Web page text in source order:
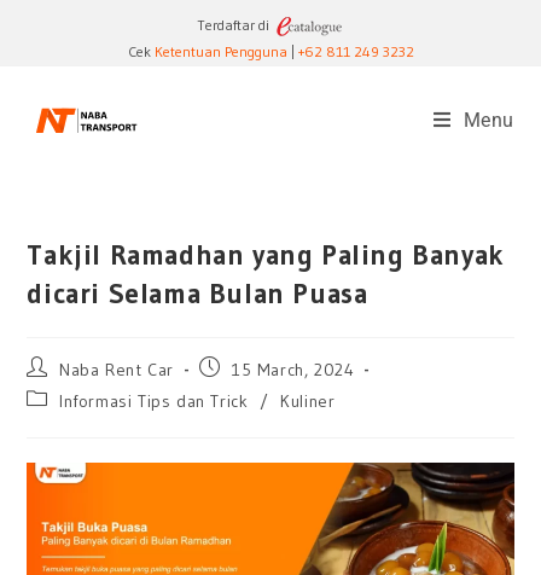
Terdaftar di
CekKetentuan Pengguna +62 811 249 3232
Menu
Takjil Ramadhan yang Paling Banyak
dicari Selama Bulan Puasa
Naba Rent Car
15 March, 2024
Informasi Tips dan Trick
/ Kuliner